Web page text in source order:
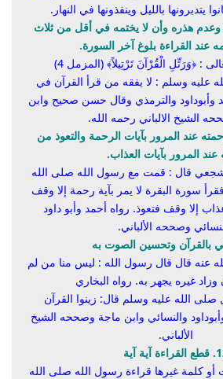
يتدبرونها بالليل وينفذونها في النهار.
وعدم هذره وأن لا يختمه في أقل من ثلاث
عند القراءة بلوغ آخر السورة.
: ﴿وَرَتِّلِ الْقُرْآنَ تَرْتِيلاً﴾ (المزمل 4)
عليه وسلم : لا يفقه من قرأ القرآن في
وأبوداود والترمذي وقال حسن صحيح وابن
الشيخ الالباني رحمه الله.
عند المرور بآيات الرحمة والتعوذ من
عند المرور بآيات العذاب.
قال : قمت مع رسول الله صلى الله
سورة البقرة لا يمر بآية رحمة إلا وقف
إلا وقف فتعوذ. رواه أحمد وأبو داود
وصححه الألباني.
عنه قال قال رسول الله : ليس منا من لم
وزاد غيره يجهر به. رواه البخاري
صلى الله عليه وسلم قال: زينوا القرآن
والنسائي وابن ماجة وصححه الشيخ
الألباني.
آية آية
كلمة غيرها قراءة رسول الله صلى الله